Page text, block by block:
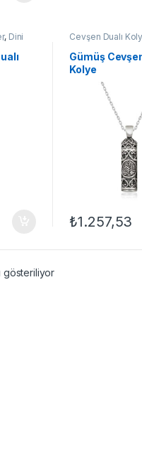
, Dini
TAKI
Cevşen Dualı
Motifli Kolyeler
Kadın Kolyeleri,
Gümüş
Kolye
₺1.257,53
gösteriliyor